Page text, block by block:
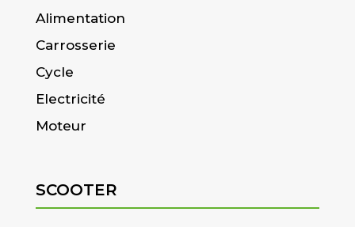
Alimentation
Carrosserie
Cycle
Electricité
Moteur
SCOOTER